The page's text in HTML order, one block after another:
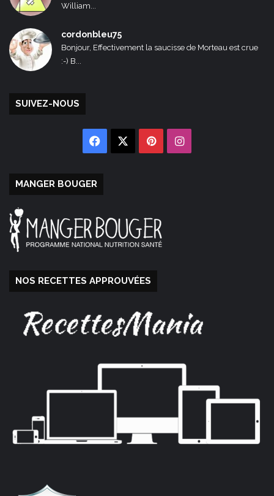
William...
cordonbleu75
Bonjour, Effectivement la saucisse de Morteau est crue
:-) B...
SUIVEZ-NOUS
Facebook PinterestInstagram
MANGER BOUGER
NOS RECETTES APPROUVÉES